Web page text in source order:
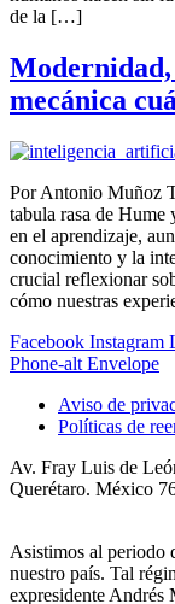
de la […]
mecánica
Por Antonio Muñoz
tabula rasa de Hume
en el aprendizaje,
conocimiento y la
crucial reflexionar
cómo nuestras
Facebook Instagram
Phone-alt Envelope
Aviso de
Políticas de
Av. Fray Luis de
Querétaro. México
Asistimos al periodo
nuestro país. Tal
expresidente